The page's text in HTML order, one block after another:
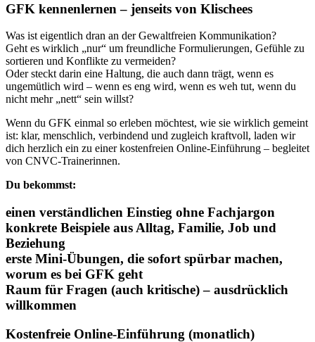
GFK kennenlernen – jenseits von Klischees
Was ist eigentlich dran an der Gewaltfreien Kommunikation?
Geht es wirklich „nur“ um freundliche Formulierungen, Gefühle zu
sortieren und Konflikte zu vermeiden?
Oder steckt darin eine Haltung, die auch dann trägt, wenn es
ungemütlich wird – wenn es eng wird, wenn es weh tut, wenn du
nicht mehr „nett“ sein willst?
Wenn du GFK einmal so erleben möchtest, wie sie wirklich gemeint
ist: klar, menschlich, verbindend und zugleich kraftvoll, laden wir
dich herzlich ein zu einer kostenfreien Online-Einführung – begleitet
von CNVC-Trainerinnen.
Du bekommst:
einen verständlichen Einstieg ohne Fachjargon
konkrete Beispiele aus Alltag, Familie, Job und
Beziehung
erste Mini-Übungen, die sofort spürbar machen,
worum es bei GFK geht
Raum für Fragen (auch kritische) – ausdrücklich
willkommen
Kostenfreie Online-Einführung (monatlich)